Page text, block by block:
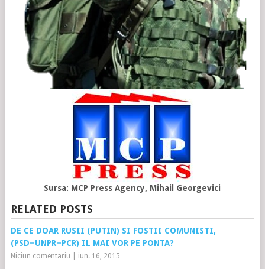
Sursa: MCP Press Agency, Mihail Georgevici
RELATED POSTS
DE CE DOAR RUSII (PUTIN) SI FOSTII COMUNISTI,
(PSD=UNPR=PCR) IL MAI VOR PE PONTA?
Niciun comentariu iun. 16, 2015